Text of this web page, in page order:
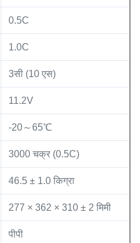
0.5C
1.0C
3सी (10 एस)
11.2V
-20～65℃
3000 चक्र (0.5C)
46.5 ± 1.0 किग्रा
277 × 362 × 310 ± 2 मिमी
पीपी